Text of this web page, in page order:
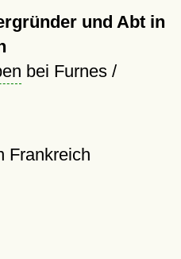
und Abt in
bei Furnes /
Frankreich